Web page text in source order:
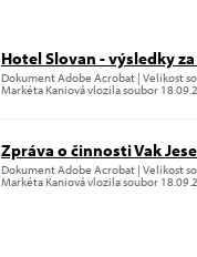
Hotel Slovan - výsledky
Dokument Adobe Acrobat | Velikost
Markéta Kaniová vlozila soubor
Zpráva o činnosti Vak
Dokument Adobe Acrobat | Velikost
Markéta Kaniová vlozila soubor